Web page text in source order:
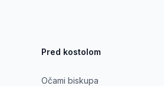
Pred kostolom
Očami biskupa